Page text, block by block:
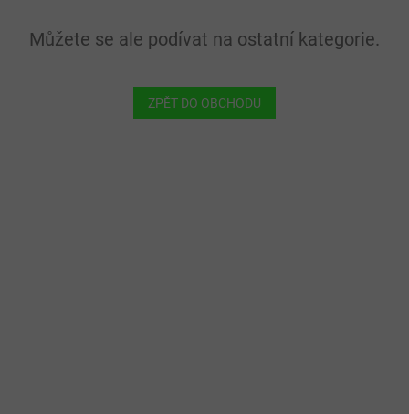
Můžete se ale podívat na ostatní kategorie.
ZPĚT DO OBCHODU